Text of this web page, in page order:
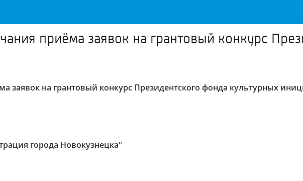
приёма заявок на грантовый конкурс
заявок на грантовый конкурс Президентского фонда культурных
города Новокузнецка"